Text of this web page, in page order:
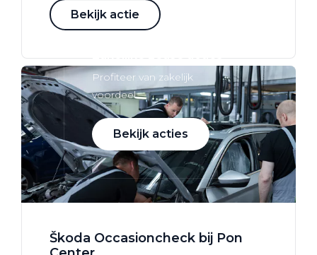
Zakelijke Lease acties
Profiteer van zakelijk
voordeel
Bekijk acties
Bekijk actie
Škoda Occasioncheck bij Pon